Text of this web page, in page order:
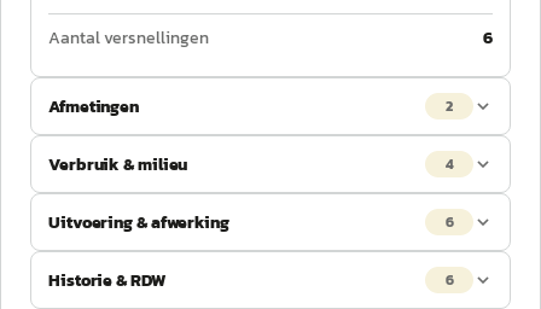
Aantal versnellingen
6
Afmetingen 2
Verbruik & milieu 4
Uitvoering & afwerking 6
Historie & RDW 6